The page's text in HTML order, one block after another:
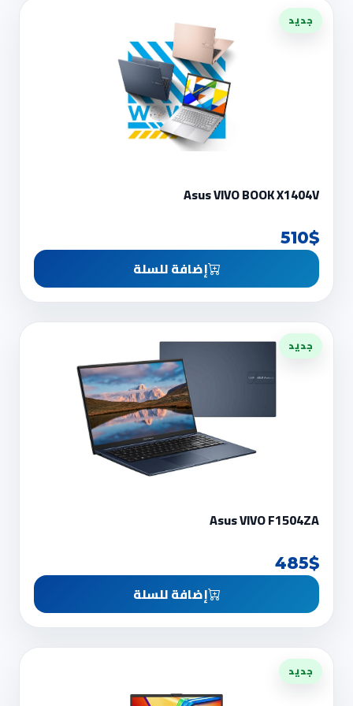
جديد
Asus VIVO BOOK X1404V
510$
إضافة للسلة
جديد
Asus VIVO F1504ZA
485$
إضافة للسلة
جديد